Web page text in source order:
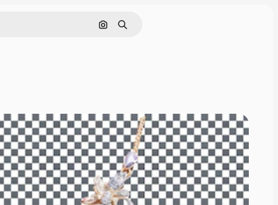
画像で検索
検索